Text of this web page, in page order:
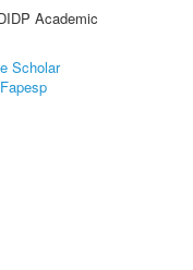
Academic
Scholar
Fapesp